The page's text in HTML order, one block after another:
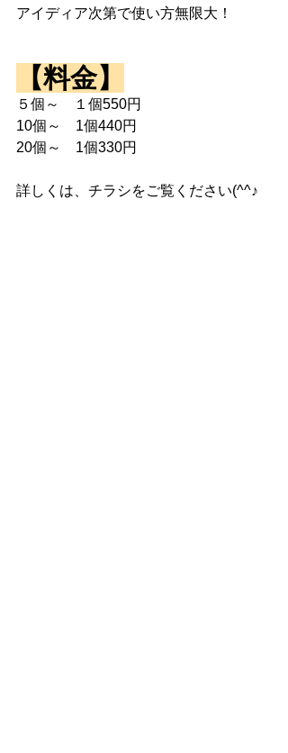
アイディア次第で使い方無限大！
【料金】
５個～　１個550円
10個～　1個440円
20個～　1個330円
詳しくは、チラシをご覧ください(^^♪